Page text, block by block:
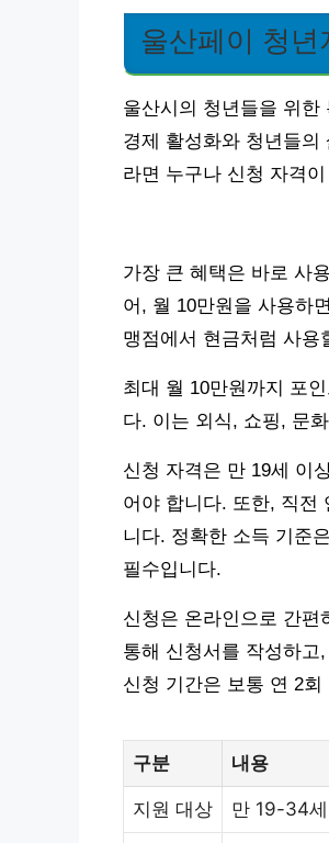
울산페이 청년
울산시의 청년들을 위한
경제 활성화와 청년들의
라면 누구나 신청 자격
가장 큰 혜택은 바로 사
어, 월 10만원을 사용하
맹점에서 현금처럼 사용
최대 월 10만원까지 포
다. 이는 외식, 쇼핑, 문
신청 자격은 만 19세 이
어야 합니다. 또한, 직전
니다. 정확한 소득 기준
필수입니다.
신청은 온라인으로 간
통해 신청서를 작성하
신청 기간은 보통 연 2
구분 내용
지원 대상 만 19-34